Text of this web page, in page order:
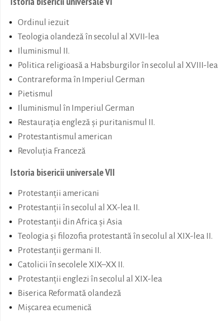
Ordinul iezuit
Teologia olandeză în secolul al XVII-lea
Iluminismul II.
Politica religioasă a Habsburgilor în secolul al XVIII-lea
Contrareforma în Imperiul German
Pietismul
Iluminismul în Imperiul German
Restaurația engleză și puritanismul II.
Protestantismul american
Revoluția Franceză
Istoria bisericii universale VII
Protestanții americani
Protestanții în secolul al XX-lea II.
Protestanții din Africa și Asia
Teologia și filozofia protestantă în secolul al XIX-lea II.
Protestanții germani II.
Catolicii în secolele XIX–XX II.
Protestanții englezi în secolul al XIX-lea
Biserica Reformată olandeză
Mișcarea ecumenică